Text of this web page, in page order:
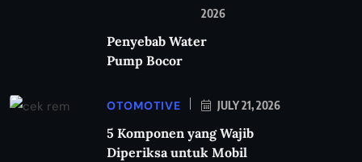
2026
Penyebab Water
Pump Bocor
OTOMOTIVE JULY 21, 2026
5 Komponen yang Wajib
Diperiksa untuk Mobil